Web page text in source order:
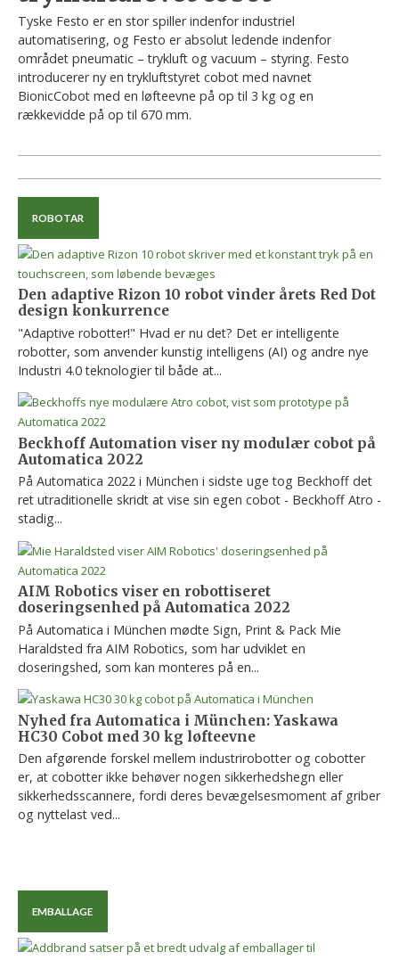
Tyske Festo er en stor spiller indenfor industriel
automatisering, og Festo er absolut ledende indenfor
området pneumatic – trykluft og vacuum – styring. Festo
introducerer ny en trykluftstyret cobot med navnet
BionicCobot med en løfteevne på op til 3 kg og en
rækkevidde på op til 670 mm.
ROBOTAR
Den adaptive Rizon 10 robot vinder årets Red Dot
design konkurrence
"Adaptive robotter!" Hvad er nu det? Det er intelligente
robotter, som anvender kunstig intelligens (AI) og andre nye
Industri 4.0 teknologier til både at...
Beckhoff Automation viser ny modulær cobot på
Automatica 2022
På Automatica 2022 i München i sidste uge tog Beckhoff det
ret utraditionelle skridt at vise sin egen cobot - Beckhoff Atro -
stadig...
AIM Robotics viser en robottiseret
doseringsenhed på Automatica 2022
På Automatica i München mødte Sign, Print & Pack Mie
Haraldsted fra AIM Robotics, som har udviklet en
doseringshed, som kan monteres på en...
Nyhed fra Automatica i München: Yaskawa
HC30 Cobot med 30 kg løfteevne
Den afgørende forskel mellem industrirobotter og cobotter
er, at cobotter ikke behøver nogen sikkerhedshegn eller
sikkerhedsscannere, fordi deres bevægelsesmoment af griber
og nyttelast ved...
EMBALLAGE